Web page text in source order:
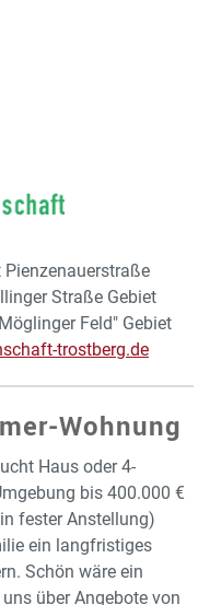
Pienzenauerstraße
Straße Gebiet
Feld" Gebiet
trostberg.de
Wohnung
Haus oder 4-
bis 400.000 €
fester Anstellung)
ein langfristiges
Schön wäre ein
über Angebote von